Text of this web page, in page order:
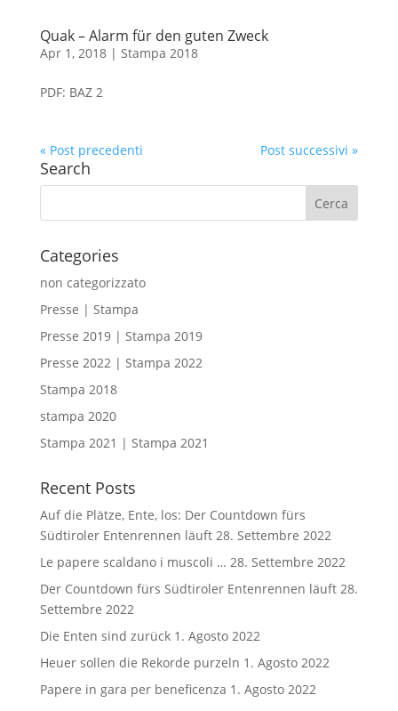
Quak – Alarm für den guten Zweck
Apr 1, 2018| Stampa 2018
PDF: BAZ 2
« Post precedenti Post successivi »
Search
Categories
non categorizzato
Presse | Stampa
Presse 2019 | Stampa 2019
Presse 2022 | Stampa 2022
Stampa 2018
stampa 2020
Stampa 2021 | Stampa 2021
Recent Posts
Auf die Plätze, Ente, los: Der Countdown fürs
Südtiroler Entenrennen läuft 28. Settembre 2022
Le papere scaldano i muscoli … 28. Settembre 2022
Der Countdown fürs Südtiroler Entenrennen läuft 28.
Settembre 2022
Die Enten sind zurück 1. Agosto 2022
Heuer sollen die Rekorde purzeln 1. Agosto 2022
Papere in gara per beneficenza 1. Agosto 2022